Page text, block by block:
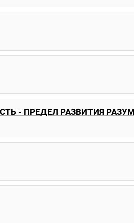
- ПРЕДЕЛ РАЗВИТИЯ